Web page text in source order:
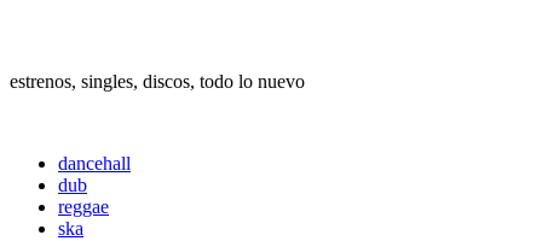
estrenos, singles, discos, todo lo nuevo
dancehall
dub
reggae
ska